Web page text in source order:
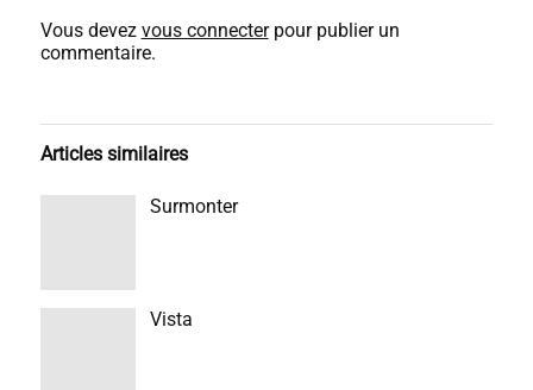
Vous devez vous connecterpour publier un
commentaire.
Articles similaires
Surmonter
Vista